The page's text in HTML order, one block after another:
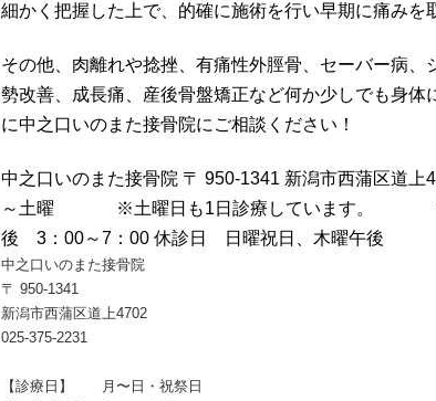
細かく把握した上で、的確に施術を行い早期に痛みを
その他、肉離れや捻挫、有痛性外脛骨、セーバー病
勢改善、成長痛、産後骨盤矯正など何か少しでも身体
に中之口いのまた接骨院にご相談ください！
中之口いのまた接骨院 〒 950-1341 新潟市西蒲区道
～土曜 ※土曜日も1日診療しています
後 3：00～7：00 休診日 日曜祝日、木曜午後
中之口いのまた接骨院
〒 950-1341
新潟市西蒲区道上4702
025-375-2231
【診療日】 月〜日・祝祭日